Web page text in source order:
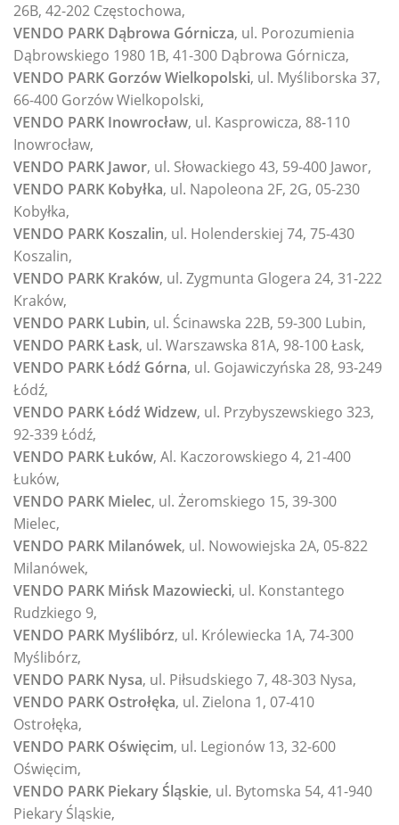
26B, 42-202 Częstochowa,
VENDO PARK Dąbrowa Górnicza, ul. Porozumienia
Dąbrowskiego 1980 1B, 41-300 Dąbrowa Górnicza,
VENDO PARK Gorzów Wielkopolski, ul. Myśliborska 37,
66-400 Gorzów Wielkopolski,
VENDO PARK Inowrocław, ul. Kasprowicza, 88-110
Inowrocław,
VENDO PARK Jawor, ul. Słowackiego 43, 59-400 Jawor,
VENDO PARK Kobyłka, ul. Napoleona 2F, 2G, 05-230
Kobyłka,
VENDO PARK Koszalin, ul. Holenderskiej 74, 75-430
Koszalin,
VENDO PARK Kraków, ul. Zygmunta Glogera 24, 31-222
Kraków,
VENDO PARK Lubin, ul. Ścinawska 22B, 59-300 Lubin,
VENDO PARK Łask, ul. Warszawska 81A, 98-100 Łask,
VENDO PARK Łódź Górna, ul. Gojawiczyńska 28, 93-249
Łódź,
VENDO PARK Łódź Widzew, ul. Przybyszewskiego 323,
92-339 Łódź,
VENDO PARK Łuków, Al. Kaczorowskiego 4, 21-400
Łuków,
VENDO PARK Mielec, ul. Żeromskiego 15, 39-300
Mielec,
VENDO PARK Milanówek, ul. Nowowiejska 2A, 05-822
Milanówek,
VENDO PARK Mińsk Mazowiecki, ul. Konstantego
Rudzkiego 9,
VENDO PARK Myślibórz, ul. Królewiecka 1A, 74-300
Myślibórz,
VENDO PARK Nysa, ul. Piłsudskiego 7, 48-303 Nysa,
VENDO PARK Ostrołęka, ul. Zielona 1, 07-410
Ostrołęka,
VENDO PARK Oświęcim, ul. Legionów 13, 32-600
Oświęcim,
VENDO PARK Piekary Śląskie, ul. Bytomska 54, 41-940
Piekary Śląskie,